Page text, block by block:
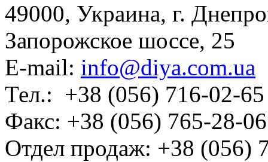
49000, Украина, г.
Запорожское шоссе, 25
E-mail: info@diya.com.ua
Тел.: +38 (056) 716-02-65
Факс: +38 (056) 765-28-06
Отдел продаж: +38 (056)